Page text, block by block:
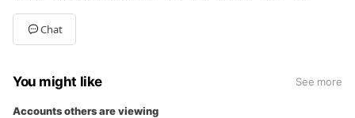
Chat
You might like See more
Accounts others are viewing